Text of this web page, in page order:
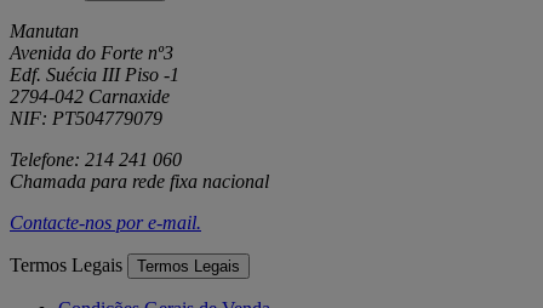
Manutan
Avenida do Forte nº3
Edf. Suécia III Piso -1
2794-042 Carnaxide
NIF: PT504779079
Telefone: 214 241 060
Chamada para rede fixa nacional
Contacte-nos pore-mail.
Termos Legais Termos Legais